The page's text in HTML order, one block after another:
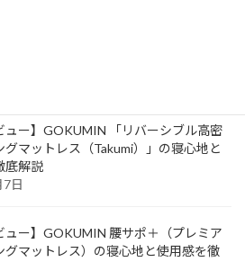
ュー】GOKUMIN 「リバーシブル高密
グマットレス（Takumi）」の寝心地と
底解説
日
ュー】GOKUMIN 腰サポ＋（プレミア
グマットレス）の寝心地と使用感を徹